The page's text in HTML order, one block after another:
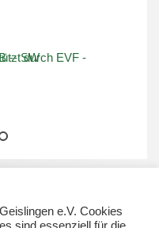
e.V. Cookies